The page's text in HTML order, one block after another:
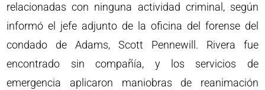
relacionadas con ninguna actividad criminal, según
informó el jefe adjunto de la oficina del forense del
condado de Adams, Scott Pennewill. Rivera fue
encontrado sin compañía, y los servicios de
emergencia aplicaron maniobras de reanimación